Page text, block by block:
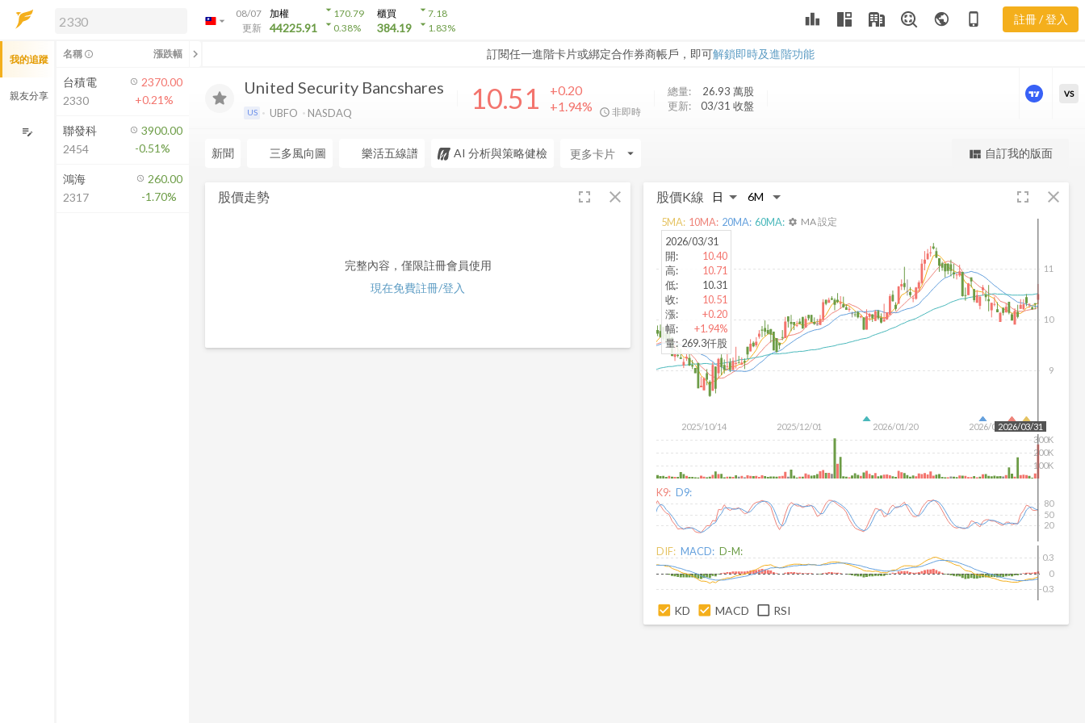
arrow_drop_down
08/07
更新
加權
44225.91
arrow_drop_down170.79
arrow_drop_down0.38%
櫃買
384.19
arrow_drop_down7.18
arrow_drop_down1.83% leaderboard public phone_iphone 註冊 / 登入
訂閱任一進階卡片或綁定合作券商帳戶，即可解鎖即時及進階功能
解鎖即時行情及進階功能
方案」，即可解鎖以下功能：
即時行情
即時市況與排行
成交金額熱力圖
前往方案訂閱
如何綁定合作券商
勢
United Security Bancshares
US UBFO NASDAQ 10.51
+0.20
+1.94%
非即時
總量: 26.93 萬股
更新:
03/31 收盤
更強大的進階價量圖表
VS
新聞 三多風向圖 樂活五線譜 AI 分析與策略健檢 arrow_drop_down view_quilt 自訂我的版面
股價走勢 fullscreen close
完整內容，僅限註冊會員使用
現在免費註冊/登入
股價K線 fullscreen close
2025/10/14 2025/12/01 2026/01/20 2026/03/09
9
10
11
2026/03/31
100K
200K
300K
2026/03/31
開:
10.40
高:
10.71
低:
10.31
收:
10.51
漲:
+0.20
幅:
+1.94%
量: 269.3仟股
5MA: 10MA: 20MA: 60MA: settings MA 設定
K9: D9:
20
50
80
DIF: MACD: D-M:
-0.3
0
0.3
KD MACD RSI
我的追蹤
親友分享
edit_note
名稱 info_outline 漲跌幅 chevron_left
台積電
2330
2370.00
+0.21%
聯發科
2454
3900.00
-0.51%
鴻海
2317
260.00
-1.70%